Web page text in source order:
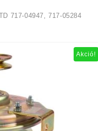
717-04947, 717-05284
Akció!